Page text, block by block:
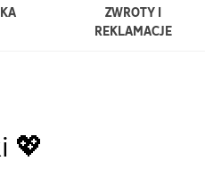
ZWROTY I
REKLAMACJE
💖